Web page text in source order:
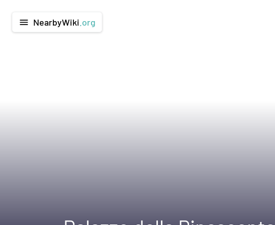
menu NearbyWiki .org